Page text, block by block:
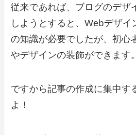
従来であれば、ブログのデザ
しようとすると、Webデザイ
の知識が必要でしたが、初心
やデザインの装飾ができます。
ですから記事の作成に集中す
よ！